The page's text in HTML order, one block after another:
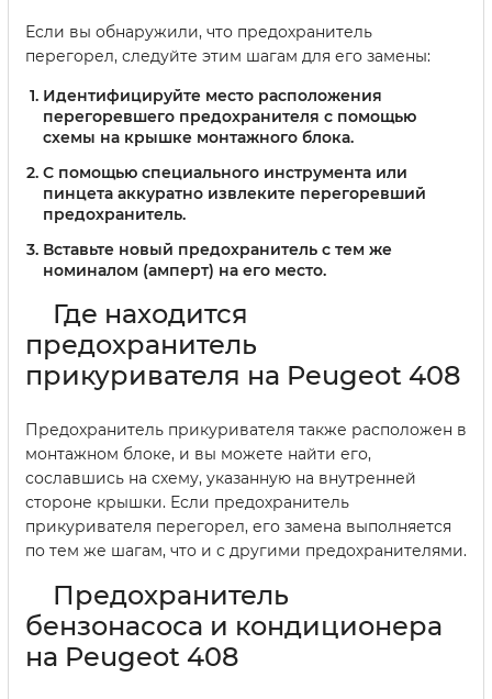
Если вы обнаружили, что предохранитель
перегорел, следуйте этим шагам для его замены:
Идентифицируйте место расположения
перегоревшего предохранителя с помощью
схемы на крышке монтажного блока.
С помощью специального инструмента или
пинцета аккуратно извлеките перегоревший
предохранитель.
Вставьте новый предохранитель с тем же
номиналом (амперт) на его место.
Где находится
предохранитель
прикуривателя на Peugeot 408
Предохранитель прикуривателя также расположен в
монтажном блоке, и вы можете найти его,
сославшись на схему, указанную на внутренней
стороне крышки. Если предохранитель
прикуривателя перегорел, его замена выполняется
по тем же шагам, что и с другими предохранителями.
Предохранитель
бензонасоса и кондиционера
на Peugeot 408